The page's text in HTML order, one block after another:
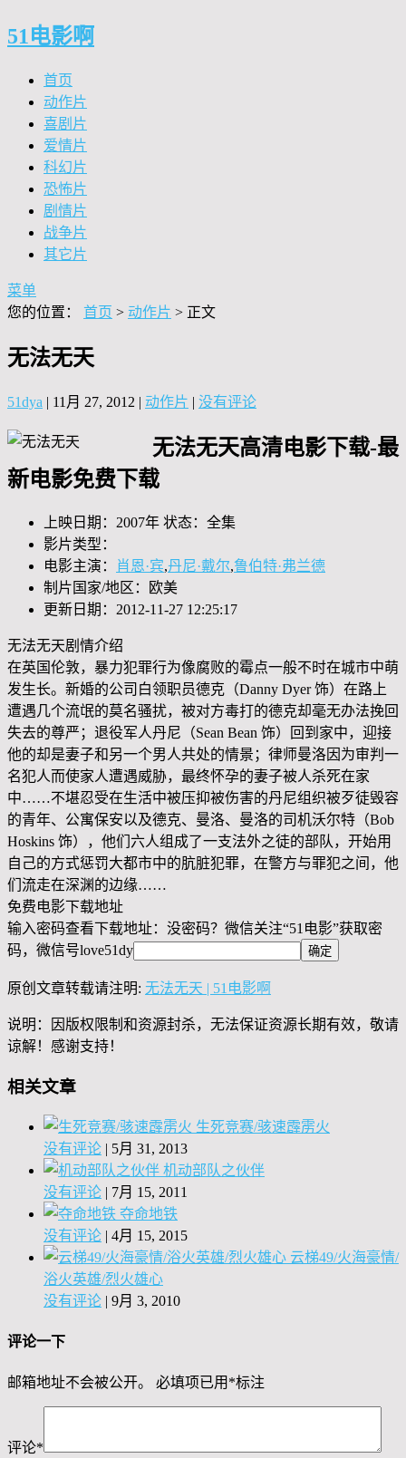
51电影啊
首页
动作片
喜剧片
爱情片
科幻片
恐怖片
剧情片
战争片
其它片
菜单
您的位置： 首页 > 动作片 > 正文
无法无天
51dya | 11月 27, 2012 | 动作片 | 没有评论
无法无天高清电影下载-最
新电影免费下载
上映日期：2007年 状态：全集
影片类型：
电影主演：
肖恩·宾,丹尼·戴尔,鲁伯特·弗兰德
制片国家/地区：欧美
更新日期：2012-11-27 12:25:17
无法无天剧情介绍
在英国伦敦，暴力犯罪行为像腐败的霉点一般不时在城市中萌
发生长。新婚的公司白领职员德克（Danny Dyer 饰）在路上
遭遇几个流氓的莫名骚扰，被对方毒打的德克却毫无办法挽回
失去的尊严；退役军人丹尼（Sean Bean 饰）回到家中，迎接
他的却是妻子和另一个男人共处的情景；律师曼洛因为审判一
名犯人而使家人遭遇威胁，最终怀孕的妻子被人杀死在家
中……不堪忍受在生活中被压抑被伤害的丹尼组织被歹徒毁容
的青年、公寓保安以及德克、曼洛、曼洛的司机沃尔特（Bob
Hoskins 饰），他们六人组成了一支法外之徒的部队，开始用
自己的方式惩罚大都市中的肮脏犯罪，在警方与罪犯之间，他
们流走在深渊的边缘……
免费电影下载地址
输入密码查看下载地址：没密码？微信关注“51电影”获取密
码，微信号love51dy
原创文章转载请注明: 无法无天 | 51电影啊
说明：因版权限制和资源封杀，无法保证资源长期有效，敬请
谅解！感谢支持！
相关文章
生死竞赛/骇速霹雳火
没有评论 | 5月 31, 2013
机动部队之伙伴
没有评论 | 7月 15, 2011
夺命地铁
没有评论 | 4月 15, 2015
云梯49/火海豪情/
浴火英雄/烈火雄心
没有评论 | 9月 3, 2010
评论一下
邮箱地址不会被公开。 必填项已用 *标注
评论*